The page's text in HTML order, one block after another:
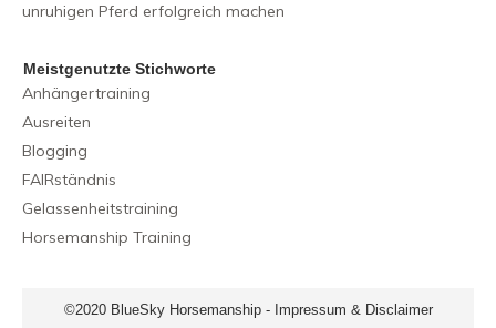
unruhigen Pferd erfolgreich machen
Meistgenutzte Stichworte
Anhängertraining
Ausreiten
Blogging
FAIRständnis
Gelassenheitstraining
Horsemanship Training
©2020 BlueSky Horsemanship- Impressum & Disclaimer